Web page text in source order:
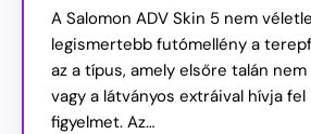
A Salomon ADV Skin 5 nem
legismertebb futómellény a
az a típus, amely elsőre talán
vagy a látványos extráival hívja fel
figyelmet. Az…